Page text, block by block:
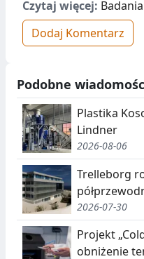
Czytaj więcej: Badania
Dodaj Komentarz
Podobne
Plastika
Lindner
2026-08-06
Trelleborg
2026-07-30
Projekt
obniżenie